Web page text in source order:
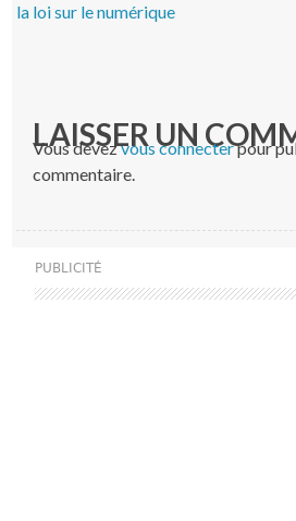
la loi sur le numérique
LAISSER UN
Vous devezvous connecterpour
commentaire.
PUBLICITÉ